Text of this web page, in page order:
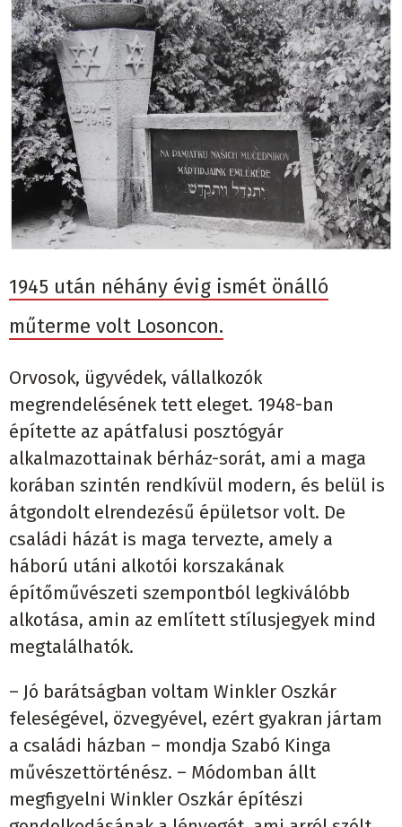
1945 után néhány évig ismét önálló
műterme volt Losoncon.
Orvosok, ügyvédek, vállalkozók
megrendelésének tett eleget. 1948-ban
építette az apátfalusi posztógyár
alkalmazottainak bérház-sorát, ami a maga
korában szintén rendkívül modern, és belül is
átgondolt elrendezésű épületsor volt. De
családi házát is maga tervezte, amely a
háború utáni alkotói korszakának
építőművészeti szempontból legkiválóbb
alkotása, amin az említett stílusjegyek mind
megtalálhatók.
– Jó barátságban voltam Winkler Oszkár
feleségével, özvegyével, ezért gyakran jártam
a családi házban – mondja Szabó Kinga
művészettörténész. – Módomban állt
megfigyelni Winkler Oszkár építészi